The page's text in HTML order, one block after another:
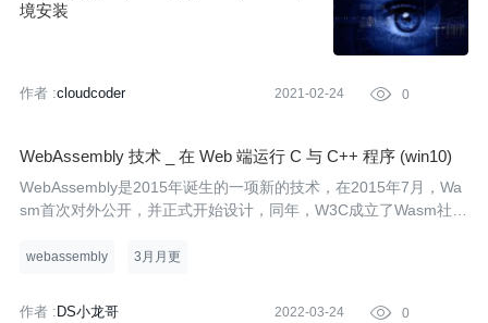
境安装
作者 :cloudcoder 2021-02-24  0
WebAssembly 技术 _ 在 Web 端运行 C 与 C++ 程序 (win10)
WebAssembly是2015年诞生的一项新的技术，在2015年7月，Wa
sm首次对外公开，并正式开始设计，同年，W3C成立了Wasm社区
Wasm技术的早期发展。
webassembly 3月月更
作者 : DS小龙哥 2022-03-24  0